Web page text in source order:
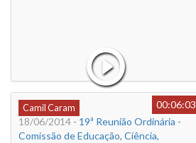
Camil Caram
00:06:03
18/06/2014 - 19ª Reunião Ordinária -
Comissão de Educação, Ciência,